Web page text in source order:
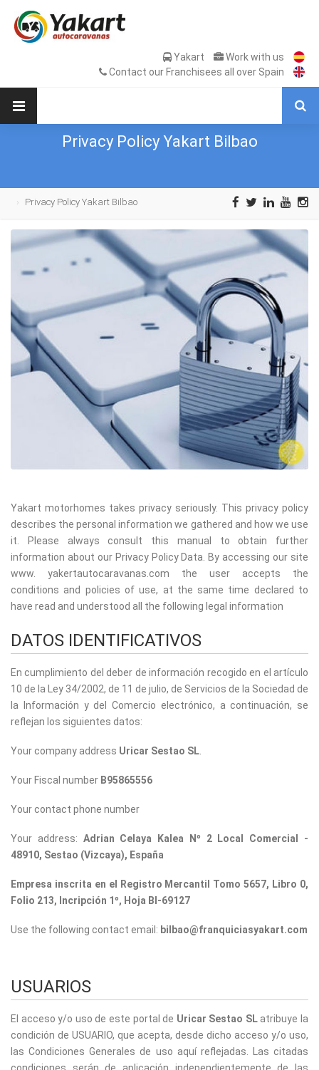
Yakart
Work with us
Contact our Franchisees all over Spain
Privacy Policy Yakart Bilbao
Privacy Policy Yakart Bilbao
Yakart motorhomes takes privacy seriously. This privacy policy
describes the personal information we gathered and how we use
it. Please always consult this manual to obtain further
information about our Privacy Policy Data. By accessing our site
www. yakertautocaravanas.com the user accepts the
conditions and policies of use, at the same time declared to
have read and understood all the following legal information
DATOS IDENTIFICATIVOS
En cumplimiento del deber de información recogido en el artículo
10 de la Ley 34/2002, de 11 de julio, de Servicios de la Sociedad de
la Información y del Comercio electrónico, a continuación, se
reflejan los siguientes datos:
Your company address Uricar Sestao SL
Your Fiscal number B95865556
Your contact phone number
Your address: Adrian Celaya Kalea Nº 2 Local Comercial -
48910, Sestao (Vizcaya), España
Empresa inscrita en el Registro Mercantil Tomo 5657, Libro 0,
Folio 213, Incripción 1º, Hoja BI-69127
Use the following contact email: bilbao@franquiciasyakart.com
USUARIOS
El acceso y/o uso de este portal de Uricar Sestao SLatribuye la
condición de USUARIO, que acepta, desde dicho acceso y/o uso,
las Condiciones Generales de uso aquí reflejadas. Las citadas